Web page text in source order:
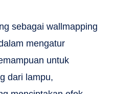
sebagai wallmapping
mengatur
untuk
dari lampu,